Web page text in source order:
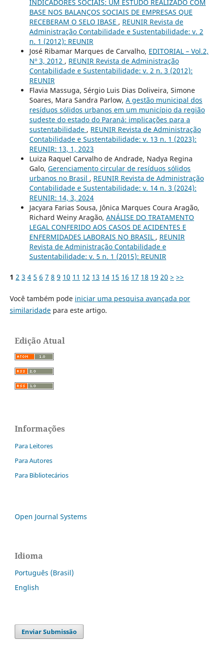
INDICADORES SOCIAIS: UM ESTUDO REALIZADO COM
BASE NOS BALANÇOS SOCIAIS DE EMPRESAS QUE
RECEBERAM O SELO IBASE , REUNIR Revista de
Administração Contabilidade e Sustentabilidade: v. 2
n. 1 (2012): REUNIR
José Ribamar Marques de Carvalho, EDITORIAL – Vol.2,
Nº 3, 2012 , REUNIR Revista de Administração
Contabilidade e Sustentabilidade: v. 2 n. 3 (2012):
REUNIR
Flavia Massuga, Sérgio Luis Dias Doliveira, Simone
Soares, Mara Sandra Parlow, A gestão municipal dos
resíduos sólidos urbanos em um município da região
sudeste do estado do Paraná: implicações para a
sustentabilidade , REUNIR Revista de Administração
Contabilidade e Sustentabilidade: v. 13 n. 1 (2023):
REUNIR: 13, 1, 2023
Luiza Raquel Carvalho de Andrade, Nadya Regina
Galo, Gerenciamento circular de resíduos sólidos
urbanos no Brasil , REUNIR Revista de Administração
Contabilidade e Sustentabilidade: v. 14 n. 3 (2024):
REUNIR: 14, 3, 2024
Jacyara Farias Sousa, Jônica Marques Coura Aragão,
Richard Weiny Aragão, ANÁLISE DO TRATAMENTO
LEGAL CONFERIDO AOS CASOS DE ACIDENTES E
ENFERMIDADES LABORAIS NO BRASIL , REUNIR
Revista de Administração Contabilidade e
Sustentabilidade: v. 5 n. 1 (2015): REUNIR
1 2 3 4 5 6 7 8 9 10 11 12 13 14 15 16 17 18 19 20 > >>
Você também pode iniciar uma pesquisa avançada por
similaridadepara este artigo.
Edição Atual
Informações
Para Leitores
Para Autores
Para Bibliotecários
Open Journal Systems
Idioma
Português (Brasil)
English
Enviar Submissão